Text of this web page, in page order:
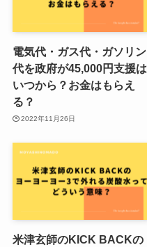
電気代・ガス代・ガソリン
代を政府が45,000円支援は
いつから？お金はもらえ
る？
2022年11月26日
米津玄師のKICK BACKの